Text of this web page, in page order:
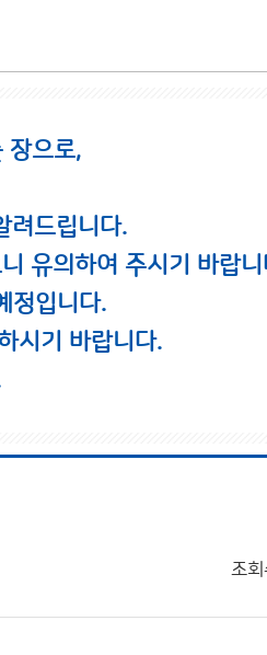
장으로,
려드립니다.
유의하여 주시기 바랍니
정입니다.
시기 바랍니다.
조회